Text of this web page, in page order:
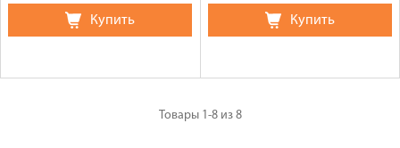
Купить Купить
Товары 1-8из 8